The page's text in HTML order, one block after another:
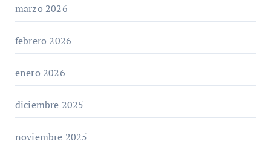
marzo 2026
febrero 2026
enero 2026
diciembre 2025
noviembre 2025